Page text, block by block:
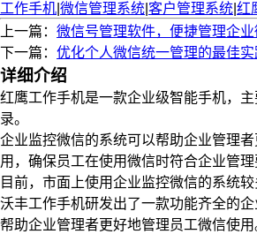
工作手机 微信管理系统 客户管理系统 红
上一篇： 微信号管理软件，便捷管理企
下一篇： 优化个人微信统一管理的最佳实
详细介绍
红鹰工作手机是一款企业级智能手机，
录。
企业监控微信的系统可以帮助企业管理
用，确保员工在使用微信时符合企业管理
目前，市面上使用企业监控微信的系统较
沃丰工作手机研发出了一款功能齐全的
帮助企业管理者更好地管理员工微信使用